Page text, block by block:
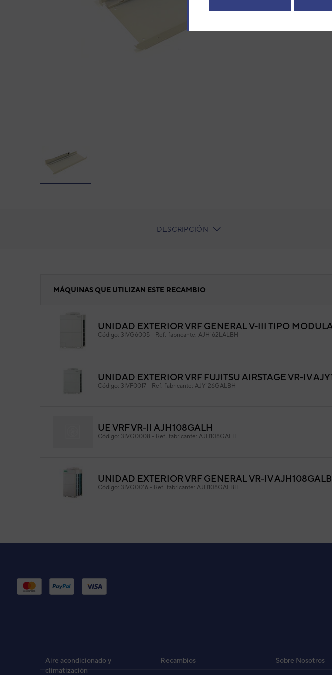
CURRENT
DESCRIPCIÓN
PANEL IZDO.
MÁQUINAS QUE UTILIZAN ESTE RECAMBIO
UNIDAD EXTERIOR VRF GENERAL V-III TIPO
Código: 3IVG6005 - Ref. fabricante: AJH162LALBH
UNIDAD EXTERIOR VRF FUJITSU AIRSTAGE VR-IV
Código: 3IVF0017 - Ref. fabricante: AJY126GALBH
UE VRF VR-II AJH108GALH
Código: 3IVG0008 - Ref. fabricante: AJH108GALH
UNIDAD EXTERIOR VRF GENERAL VR-IV
Código: 3IVG0016 - Ref. fabricante: AJH108GALBH
UNIDAD EXTERIOR VRF GENERAL VR-IV
Código:
Aire acondicionado y
climatización
Recambios Sobre Nosotros